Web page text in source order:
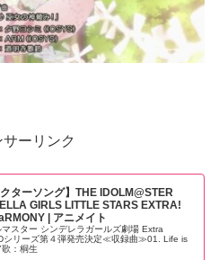
サーリンク
クターソング】THE IDOLM@STER
GIRLS LITTLE STARS EXTRA!
| アニメイト
マスター シンデレラガールズ劇場 Extra
シリーズ第４弾発売決定≪収録曲≫01. Life is
：桐生